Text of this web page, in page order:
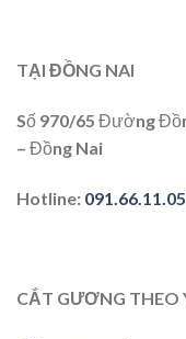
TẠI ĐỒNG NAI
Số 970/65 Đường
– Đồng Nai
Hotline:
CẮT GƯƠNG THEO